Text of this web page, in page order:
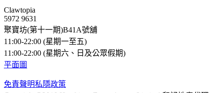
Clawtopia
5972 9631
聚寶坊(第十一期)B41A號舖
11:00-22:00 (星期一至五)
11:00-22:00 (星期六、日及公眾假期)
平面圖
免責聲明私隱政策